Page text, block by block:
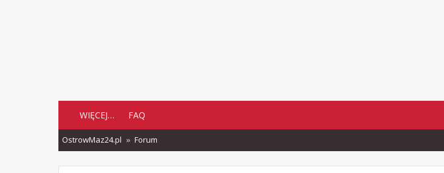
WIĘCEJ… FAQ
OstrowMaz24.pl Forum